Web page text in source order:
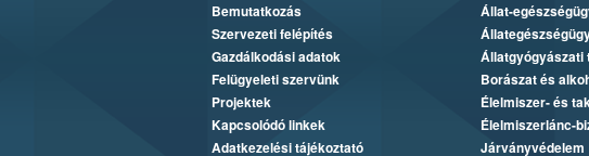
Bemutatkozás
Szervezeti felépítés
Gazdálkodási adatok
Felügyeleti szervünk
Projektek
Kapcsolódó linkek
Adatkezelési tájékoztató
Állat-
Állatgyógyászati
Borászat és
Élelmiszer- és
Élelmiszerlánc-
Járványvédelem